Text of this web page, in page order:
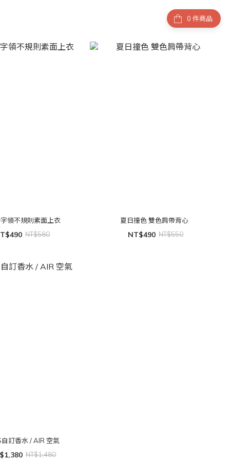
件商品
領不規則素面上衣
NT$580
夏日撞色 雙色肩帶背心
NT$490 NT$550
自訂香水 / AIR 空氣
NT$1,480